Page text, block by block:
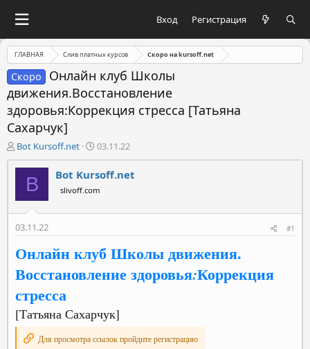
Вход Регистрация
ГЛАВНАЯ Слив платных курсов Скоро на kursoff.net
Скоро
Онлайн клуб Школы
движения.Восстановление
здоровья:Коррекция стресса [Татьяна
Сахарчук]
А
в
т
м
Bot Kursoff.net
Д
а
т
а
н
а
а
03.11.22
B Bot Kursoff.net
slivoff.com
03.11.22 #1
Онлайн клуб Школы движения.
Восстановление здоровья:Коррекция
стресса
[Татьяна Сахарчук]
Для просмотра ссылок пройдите регистрацию